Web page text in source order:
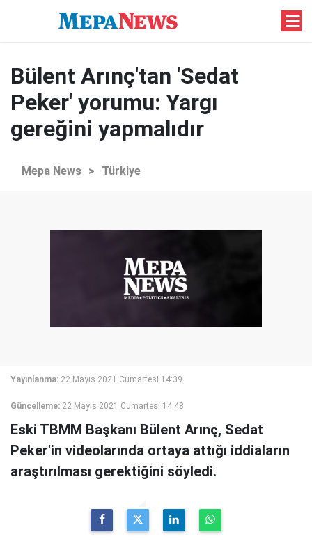
Bülent Arınç'tan 'Sedat
Peker' yorumu: Yargı
gereğini yapmalıdır
Mepa News > Türkiye
Yayınlanma: 22 Mayıs 2021 Cumartesi 14:39
Güncelleme: 22 Mayıs 2021 Cumartesi 14:48
Eski TBMM Başkanı Bülent Arınç, Sedat
Peker'in videolarında ortaya attığı iddiaların
araştırılması gerektiğini söyledi.